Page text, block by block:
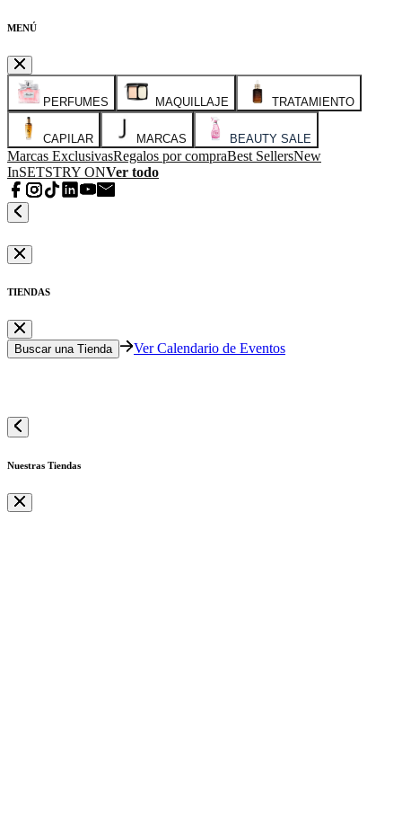
MENÚ
PERFUMES MAQUILLAJE TRATAMIENTO
CAPILAR MARCAS BEAUTY SALE
Marcas ExclusivasRegalos por compraBest SellersNew
InSETSTRY ONVer todo
TIENDAS
Buscar una Tienda Ver Calendario de Eventos
Nuestras Tiendas